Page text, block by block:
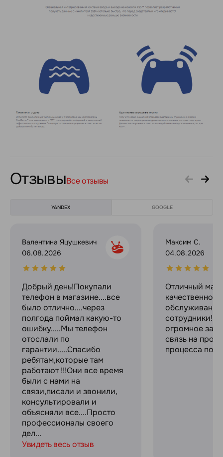
ОтзывыВсе отзывы
YANDEX GOOGLE
Валентина Яцушкевич
06.08.2026
Добрый день!Покупали
телефон в магазине....все
было отлично....через
полгода поймал какую-то
ошибку.....Мы телефон
отослали по
гарантии.....Спасибо
ребятам,которые там
работают !!!Они все время
были с нами на
связи,писали и звонили,
консультировали и
объясняли все....Просто
профессионалы своего
дел...
Увидеть весь отзыв
Максим С.
04.08.2026
Отличный
качественное
сотрудники!
огромное за
связь на
процесса